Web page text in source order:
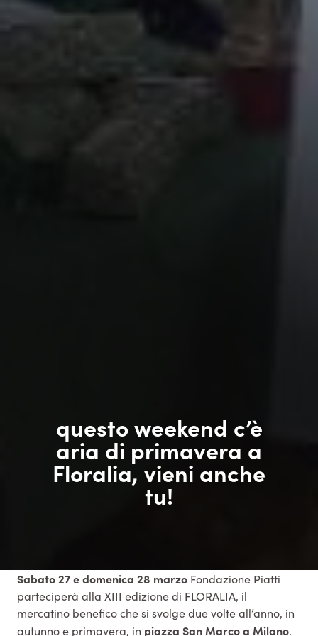
questo weekend c’è
aria di primavera a
Floralia, vieni anche
tu!
Sabato 27 e domenica 28 marzo Fondazione Piatti
parteciperà alla XIII edizione di FLORALIA, il
mercatino benefico che si svolge due volte all’anno, in
autunno e primavera, in piazza San Marco a Milano.